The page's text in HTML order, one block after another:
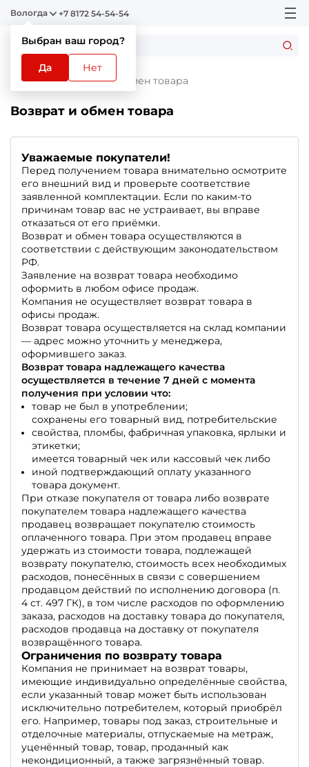
Вологда
Выбран ваш город?
Да Нет
+7 8172 54-54-54
Главная Возврат и обмен товара
Возврат и обмен товара
Уважаемые покупатели!
Перед получением товара внимательно осмотрите
его внешний вид и проверьте соответствие
заявленной комплектации. Если по каким-то
причинам товар вас не устраивает, вы вправе
отказаться от его приёмки.
Возврат и обмен товара осуществляются в
соответствии с действующим законодательством
РФ.
Заявление на возврат товара необходимо
оформить в любом офисе продаж.
Компания не осуществляет возврат товара в
офисы продаж.
Возврат товара осуществляется на склад компании
— адрес можно уточнить у менеджера,
оформившего заказ.
Возврат товара надлежащего качества
осуществляется в течение 7 дней с момента
получения при условии что:
товар не был в употреблении;
сохранены его товарный вид, потребительские
свойства, пломбы, фабричная упаковка, ярлыки и
этикетки;
имеется товарный чек или кассовый чек либо
иной подтверждающий оплату указанного
товара документ.
При отказе покупателя от товара либо возврате
покупателем товара надлежащего качества
продавец возвращает покупателю стоимость
оплаченного товара. При этом продавец вправе
удержать из стоимости товара, подлежащей
возврату покупателю, стоимость всех необходимых
расходов, понесённых в связи с совершением
продавцом действий по исполнению договора (п.
4 ст. 497 ГК), в том числе расходов по оформлению
заказа, расходов на доставку товара до покупателя,
расходов продавца на доставку от покупателя
возвращённого товара.
Ограничения по возврату товара
Компания не принимает на возврат товары,
имеющие индивидуально определённые свойства,
если указанный товар может быть использован
исключительно потребителем, который приобрёл
его. Например, товары под заказ, строительные и
отделочные материалы, отпускаемые на метраж,
уценённый товар, товар, проданный как
некондиционный, а также загрязнённый товар.